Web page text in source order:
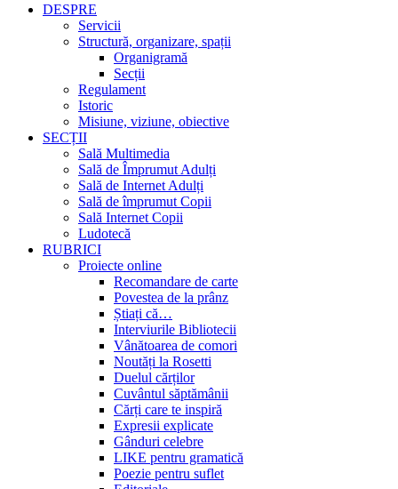
DESPRE
Servicii
Structură, organizare, spații
Organigramă
Secții
Regulament
Istoric
Misiune, viziune, obiective
SECȚII
Sală Multimedia
Sală de Împrumut Adulți
Sală de Internet Adulți
Sală de împrumut Copii
Sală Internet Copii
Ludotecă
RUBRICI
Proiecte online
Recomandare de carte
Povestea de la prânz
Știați că…
Interviurile Bibliotecii
Vânătoarea de comori
Noutăți la Rosetti
Duelul cărților
Cuvântul săptămânii
Cărți care te inspiră
Expresii explicate
Gânduri celebre
LIKE pentru gramatică
Poezie pentru suflet